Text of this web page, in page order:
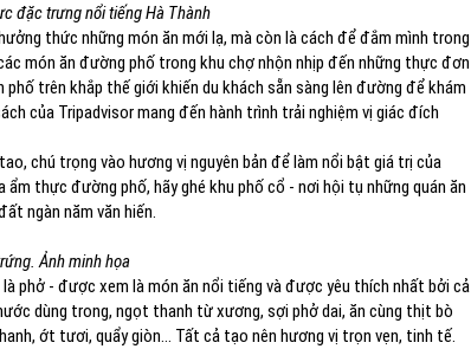
đặc trưng nổi tiếng Hà Thành
thức những món ăn mới lạ, mà còn là cách để đắm mình trong
món ăn đường phố trong khu chợ nhộn nhịp đến những thực đơn
trên khắp thế giới khiến du khách sẵn sàng lên đường để khám
của Tripadvisor mang đến hành trình trải nghiệm vị giác đích
chú trọng vào hương vị nguyên bản để làm nổi bật giá trị của
thực đường phố, hãy ghé khu phố cổ - nơi hội tụ những quán ăn
ngàn năm văn hiến.
Ảnh minh họa
phở - được xem là món ăn nổi tiếng và được yêu thích nhất bởi cả
dùng trong, ngọt thanh từ xương, sợi phở dai, ăn cùng thịt bò
ớt tươi, quẩy giòn… Tất cả tạo nên hương vị trọn vẹn, tinh tế.